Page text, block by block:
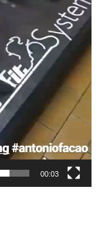
00:03